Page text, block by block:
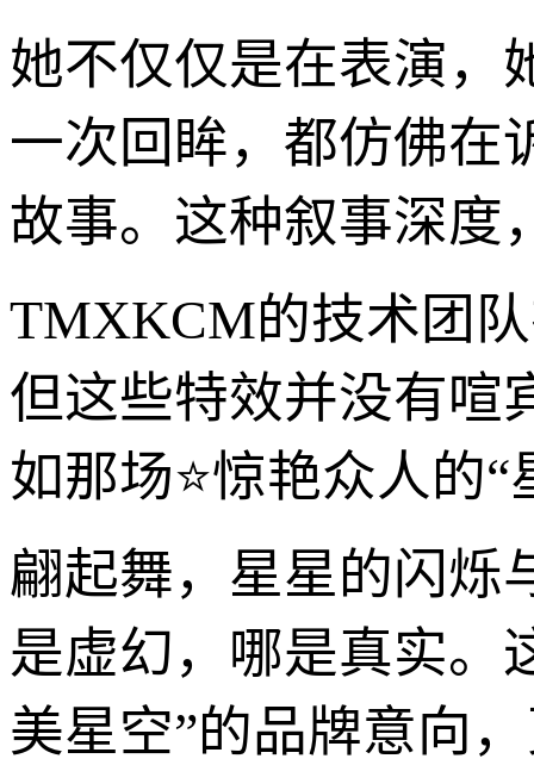
她不仅仅是在表演，
一次回眸，都仿佛在
故事。这种叙事深度
TMXKCM的技术团
但这些特效并没有喧
如那场⭐惊艳众人的
翩起舞，星星的闪烁
是虚幻，哪是真实。
美星空”的品牌意向